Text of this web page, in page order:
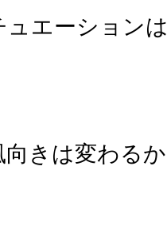
エーション
きは変わるか